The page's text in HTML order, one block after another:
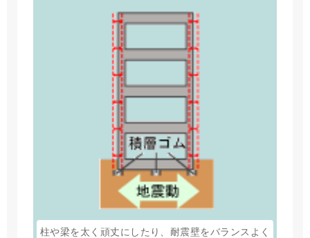
柱や梁を太く頑丈にしたり、耐震壁をバランスよく